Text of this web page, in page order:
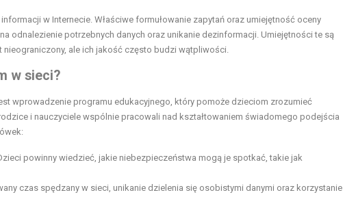
w Internecie. Właściwe formułowanie zapytań oraz umiejętność oceny
odnalezienie potrzebnych danych oraz unikanie dezinformacji. Umiejętności te są
ale ich jakość często budzi wątpliwości.
w sieci?
wprowadzenie programu edukacyjnego, który pomoże dzieciom zrozumieć
i nauczyciele wspólnie pracowali nad kształtowaniem świadomego podejścia
powinny wiedzieć, jakie niebezpieczeństwa mogą je spotkać, takie jak
czas spędzany w sieci, unikanie dzielenia się osobistymi danymi oraz korzystanie